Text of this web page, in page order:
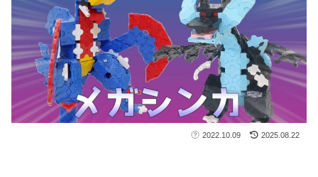
2022.10.09 2025.08.22